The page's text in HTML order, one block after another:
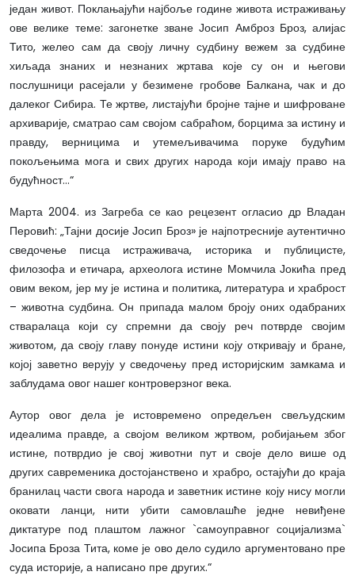
један живот. Поклањајући најбоље године живота истраживању
ове велике теме: загонетке зване Јосип Амброз Броз, алијас
Тито, желео сам да своју личну судбину вежем за судбине
хиљада знаних и незнаних жртава које су он и његови
послушници расејали у безимене гробове Балкана, чак и до
далеког Сибира. Те жртве, листајући бројне тајне и шифроване
архиварије, сматрао сам својом сабраћом, борцима за истину и
правду, верницима и утемељивачима поруке будућим
покољењима мога и свих других народа који имају право на
будућност…“
Марта 2004. из Загреба се као рецезент огласио др Владан
Перовић: „Тајни досије Јосип Броз» је најпотресније аутентично
сведочење писца истраживача, историка и публицисте,
филозофа и етичара, археолога истине Момчила Јокића пред
овим веком, јер му је истина и политика, литература и храброст
– животна судбина. Он припада малом броју оних одабраних
стваралаца који су спремни да своју реч потврде својим
животом, да своју главу понуде истини коју откривају и бране,
којој заветно верују у сведочењу пред историјским замкама и
заблудама овог нашег контроверзног века.
Аутор овог дела је истовремено опредељен свељудским
идеалима правде, а својом великом жртвом, робијањем због
истине, потврдио је свој животни пут и своје дело више од
других савременика достојанствено и храбро, остајући до краја
бранилац части свога народа и заветник истине коју нису могли
оковати ланци, нити убити самовлашће једне невиђене
диктатуре под плаштом лажног `самоуправног социјализма`
Јосипа Броза Тита, коме је ово дело судило аргументовано пре
суда историје, а написано пре других.“